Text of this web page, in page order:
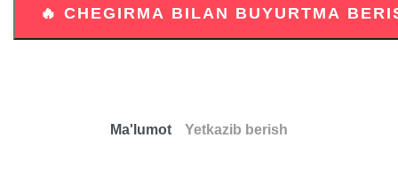
Ma'lumot Yetkazib berish